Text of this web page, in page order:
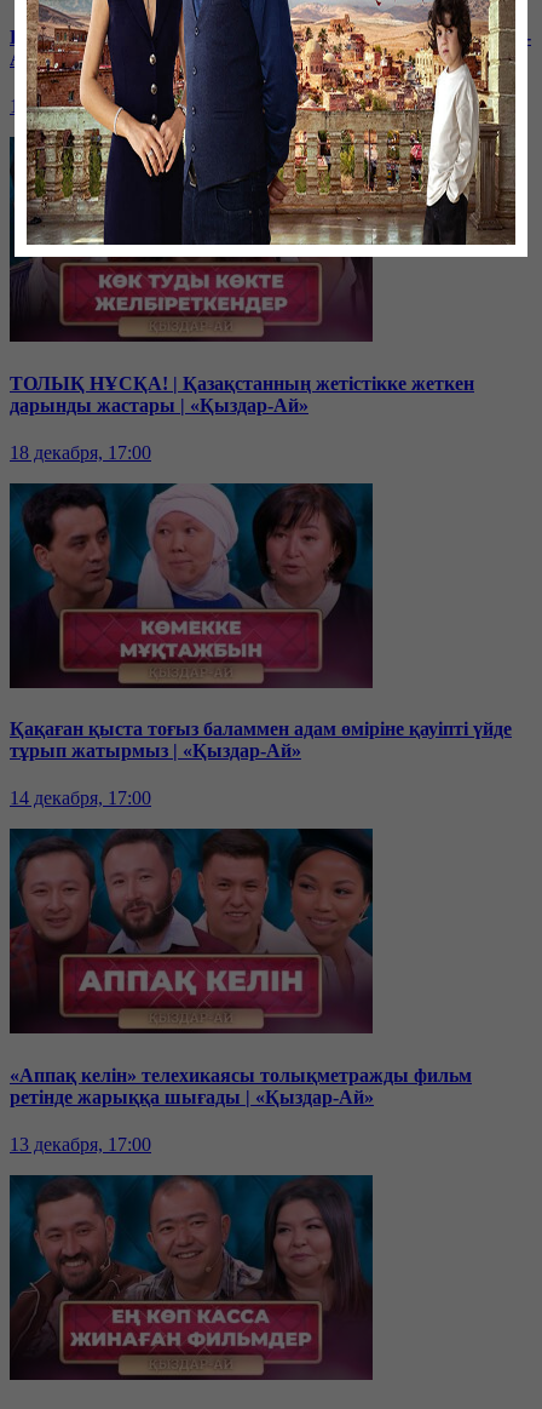
Балам мектептегі буллингтен кейін өзгеріп кетті | «Қыздар-
Ай»
19 декабря, 17:00
ТОЛЫҚ НҰСҚА! | Қазақстанның жетістікке жеткен
дарынды жастары | «Қыздар-Ай»
18 декабря, 17:00
Қақаған қыста тоғыз баламмен адам өміріне қауіпті үйде
тұрып жатырмыз | «Қыздар-Ай»
14 декабря, 17:00
«Аппақ келін» телехикаясы толықметражды фильм
ретінде жарыққа шығады | «Қыздар-Ай»
13 декабря, 17:00